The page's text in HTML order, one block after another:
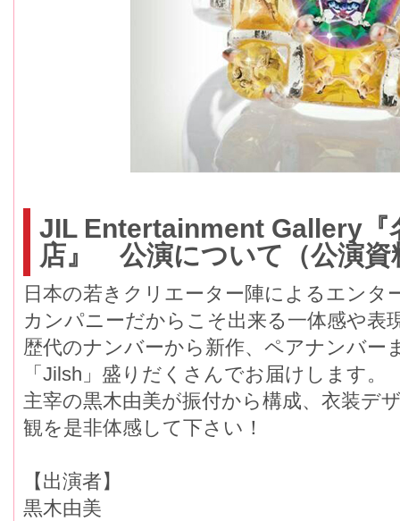
JIL Entertainment Gallery『
店』 公演について（公演資
日本の若きクリエーター陣によるエンタ
カンパニーだからこそ出来る一体感や表
歴代のナンバーから新作、ペアナンバー
「Jilsh」盛りだくさんでお届けします。
主宰の黒木由美が振付から構成、衣装デ
観を是非体感して下さい！
【出演者】
黒木由美